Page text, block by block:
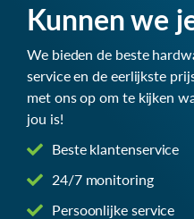
Kunnen we
We bieden de beste
service en de eerlijkste
met ons op om te kijken
jou is!
Beste klantenservice
24/7 monitoring
Persoonlijke service